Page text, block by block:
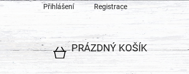
Přihlášení Registrace
NÁKUPNÍ
PRÁZDNÝ KOŠÍK